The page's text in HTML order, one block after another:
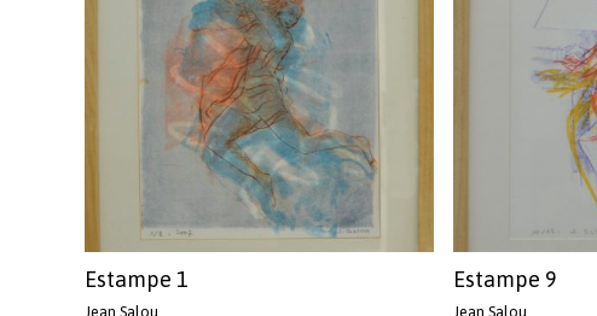
Estampe 1
Jean Salou
Estampe 9
Jean Salou